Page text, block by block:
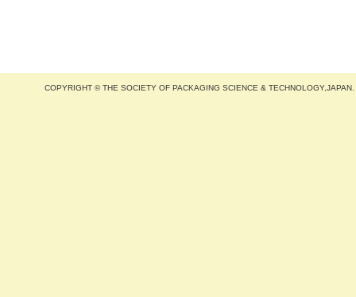
COPYRIGHT © THE SOCIETY OF PACKAGING SCIENCE &